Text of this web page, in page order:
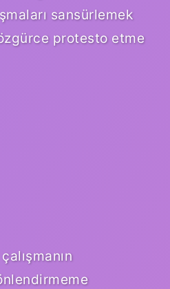
sansürlemek
protesto etme